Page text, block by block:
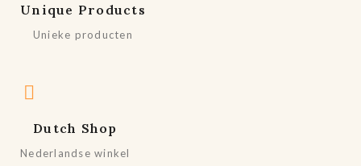
Unique Products
Unieke producten
Dutch Shop
Nederlandse winkel